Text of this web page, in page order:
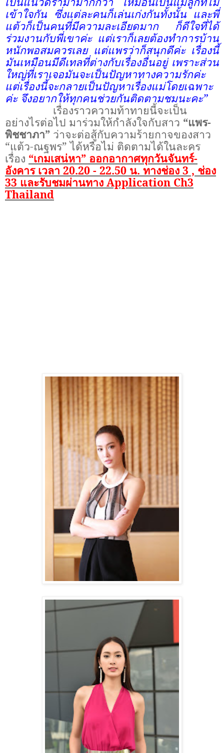
เข้าใจกัน ซึ่งแต่ละคนก็เล่นเก่งกันทั้งนั้น และพี่
แต้วก็เป็นคนที่มีความละเอียดมาก ก็ดีใจที่ได้
ร่วมงานกับพี่เขาค่ะ แต่เราก็เลยต้องทำการบ้าน
หนักพอสมควรเลย แต่แพรว่าก็สนุกดีค่ะ เรื่องนี้
มันเหมือนมีดีเทลที่ต่างกับเรื่องอื่นอยู่ เพราะส่วน
ใหญ่ที่เราเจอมันจะเป็นปัญหาทางความรักค่ะ
แต่เรื่องนี้จะกลายเป็นปัญหาเรื่องแม่โดยเฉพาะ
ค่ะ จึงอยากให้ทุกคนช่วยกันติดตามชมนะคะ”
เรื่องราวความท้าทายนี้จะเป็น
อย่างไรต่อไป มาร่วมให้กำลังใจกับสาว “แพร-
พิชชาภา” ว่าจะต่อสู้กับความร้ายกาจของสาว
“แต้ว-ณฐพร”ได้หรือไม่ ติดตามได้ในละคร
เรื่อง “เกมเสน่หา” ออกอากาศทุกวันจันทร์-
อังคาร เวลา 20.20 - 22.50 น. ทางช่อง 3 , ช่อง
33 และรับชมผ่านทาง Application Ch3
Thailand